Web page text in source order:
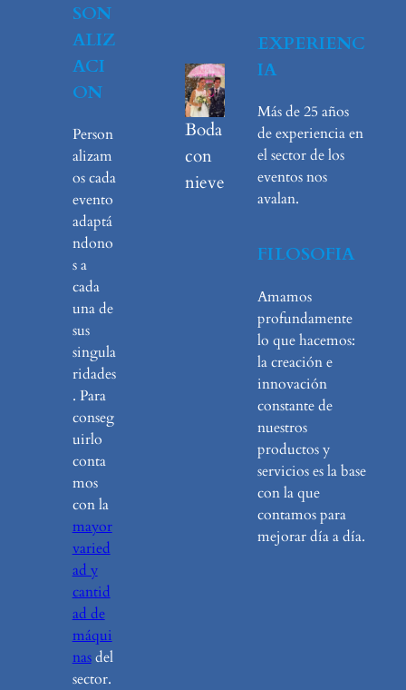
SON
ALIZ
ACI
ON
Person
alizam
os cada
evento
adaptá
ndono
s a
cada
una de
sus
singula
ridades
. Para
conseg
uirlo
conta
mos
con la
mayor
varied
ad y
cantid
ad de
máqui
nasdel
sector.
Boda
con
nieve
EXPERIENC
IA
Más de 25 años
de experiencia en
el sector de los
eventos nos
avalan.
FILOSOFIA
Amamos
profundamente
lo que hacemos:
la creación e
innovación
constante de
nuestros
productos y
servicios es la base
con la que
contamos para
mejorar día a día.